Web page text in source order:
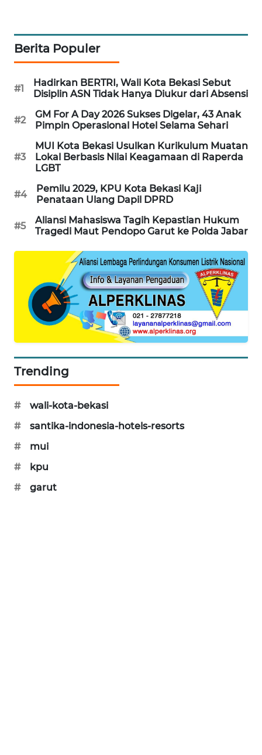
Berita Populer
#1
Hadirkan BERTRI, Wali Kota Bekasi Sebut
Disiplin ASN Tidak Hanya Diukur dari Absensi
#2
GM For A Day 2026 Sukses Digelar, 43 Anak
Pimpin Operasional Hotel Selama Sehari
#3
MUI Kota Bekasi Usulkan Kurikulum Muatan
Lokal Berbasis Nilai Keagamaan di Raperda
LGBT
#4
Pemilu 2029, KPU Kota Bekasi Kaji
Penataan Ulang Dapil DPRD
#5
Aliansi Mahasiswa Tagih Kepastian Hukum
Tragedi Maut Pendopo Garut ke Polda Jabar
Trending
#
wali-kota-bekasi
#
santika-indonesia-hotels-resorts
#
mui
#
kpu
#
garut
NEWS
ID
PERAPKI
NEWS
SONYA
ASA